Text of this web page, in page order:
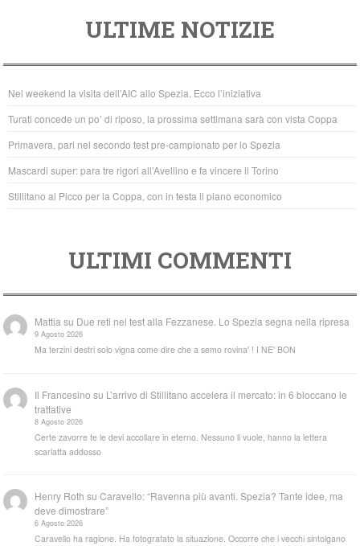
e
b
o
o
k
er
at
s
A
p
p
ULTIME NOTIZIE
Nel weekend la visita dell’AIC allo Spezia. Ecco l’iniziativa
Turati concede un po’ di riposo, la prossima settimana sarà con vista Coppa
Primavera, pari nel secondo test pre-campionato per lo Spezia
Mascardi super: para tre rigori all’Avellino e fa vincere il Torino
Stillitano al Picco per la Coppa, con in testa il piano economico
ULTIMI COMMENTI
Mattiasu Due reti nel test alla Fezzanese. Lo Spezia segna nella ripresa
9 Agosto 2026
Ma terzini destri solo vigna come dire che a semo rovina' ! I NE' BON
Il Francesino su L’arrivo di Stillitano accelera il mercato: in 6 bloccano le
trattative
8 Agosto 2026
Certe zavorre te le devi accollare in eterno. Nessuno li vuole, hanno la lettera
scarlatta addosso
Henry Roth suCaravello: “Ravenna più avanti. Spezia? Tante idee, ma
deve dimostrare”
6 Agosto 2026
Caravello ha ragione. Ha fotografato la situazione. Occorre che i vecchi sintolgano